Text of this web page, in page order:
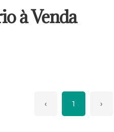
à Venda
‹ 1 ›